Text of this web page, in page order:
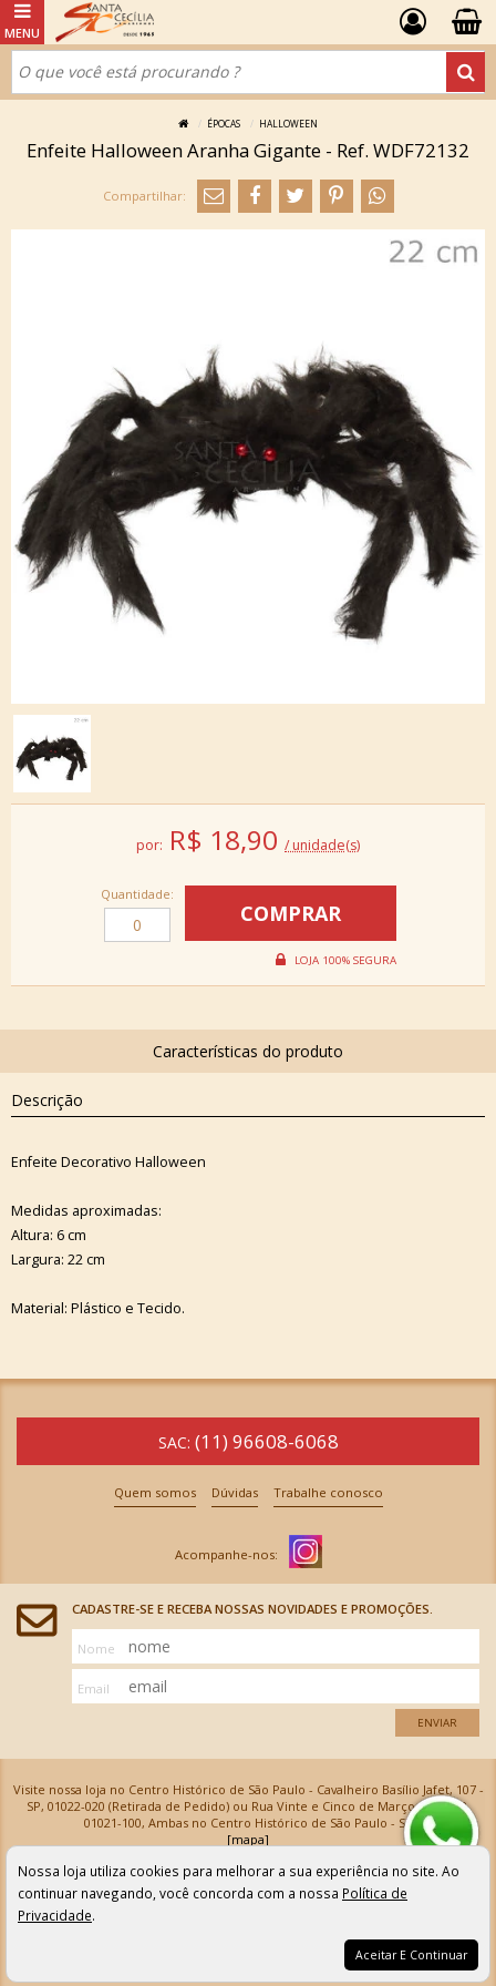
ÉPOCAS HALLOWEEN
Enfeite Halloween Aranha Gigante - Ref. WDF72132
por: R$ 18,90 / unidade(s)
Quantidade:
Descrição
Enfeite Decorativo Halloween
Medidas aproximadas:
Altura: 6 cm
Largura: 22 cm
Material: Plástico e Tecido.
SAC: (11) 96608-6068
Quem somos Dúvidas Trabalhe conosco
CADASTRE-SE E RECEBA NOSSAS NOVIDADES E PROMOÇÕES.
Nome
Email
ENVIAR
Visite nossa loja no Centro Histórico de São Paulo - Cavalheiro Basílio Jafet, 107 -
SP, 01022-020 (Retirada de Pedido) ou Rua Vinte e Cinco de Março, 576 - SP,
01021-100, Ambas no Centro Histórico de São Paulo - SP
[mapa]
Armarinhos Santa Cecília Ltda | CNPJ: 61.069.639/0001-18
Os preços e as condições de pagamento apresentadas na loja virtual não valem para nossa loja física e
podem sofrer alterações sem aviso prévio. Vendas com cartão de crédito sujeitas a análise e
confirmação de dados.
Nossa loja utiliza cookies para melhorar a sua experiência no site. Ao
continuar navegando, você concorda com a nossa Política de
Privacidade.
Aceitar E Continuar